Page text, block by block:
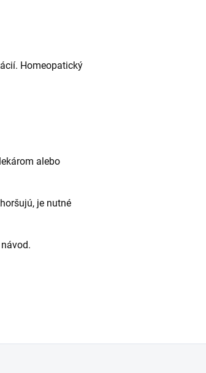
Homeopatický
alebo
je nutné